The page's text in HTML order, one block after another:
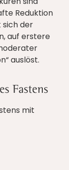
Reduktion
sich der
auf erstere
auslöst.
Fastens
mit